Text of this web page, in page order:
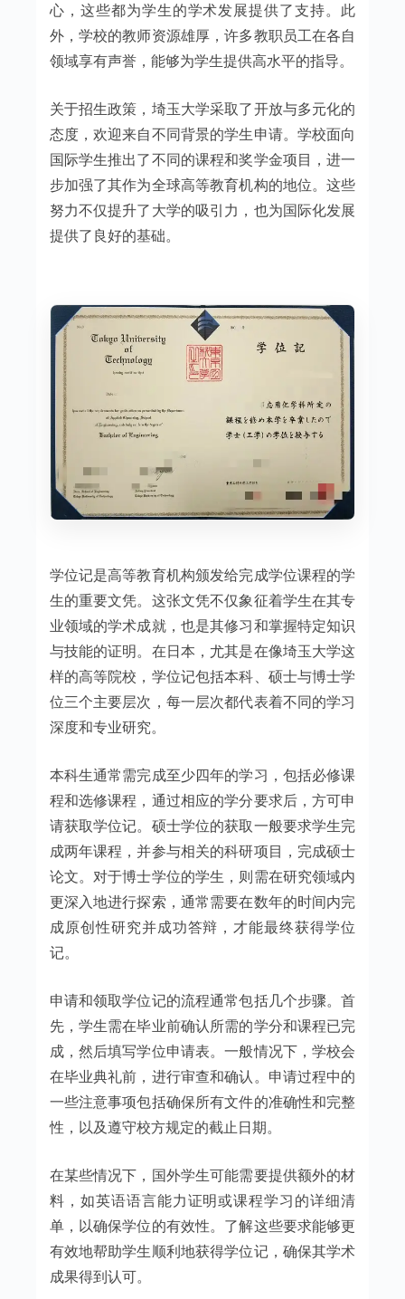
心，这些都为学生的学术发展提供了支持。此
外，学校的教师资源雄厚，许多教职员工在各自
领域享有声誉，能够为学生提供高水平的指导。
关于招生政策，埼玉大学采取了开放与多元化的
态度，欢迎来自不同背景的学生申请。学校面向
国际学生推出了不同的课程和奖学金项目，进一
步加强了其作为全球高等教育机构的地位。这些
努力不仅提升了大学的吸引力，也为国际化发展
提供了良好的基础。
学位记是高等教育机构颁发给完成学位课程的学
生的重要文凭。这张文凭不仅象征着学生在其专
业领域的学术成就，也是其修习和掌握特定知识
与技能的证明。在日本，尤其是在像埼玉大学这
样的高等院校，学位记包括本科、硕士与博士学
位三个主要层次，每一层次都代表着不同的学习
深度和专业研究。
本科生通常需完成至少四年的学习，包括必修课
程和选修课程，通过相应的学分要求后，方可申
请获取学位记。硕士学位的获取一般要求学生完
成两年课程，并参与相关的科研项目，完成硕士
论文。对于博士学位的学生，则需在研究领域内
更深入地进行探索，通常需要在数年的时间内完
成原创性研究并成功答辩，才能最终获得学位
记。
申请和领取学位记的流程通常包括几个步骤。首
先，学生需在毕业前确认所需的学分和课程已完
成，然后填写学位申请表。一般情况下，学校会
在毕业典礼前，进行审查和确认。申请过程中的
一些注意事项包括确保所有文件的准确性和完整
性，以及遵守校方规定的截止日期。
在某些情况下，国外学生可能需要提供额外的材
料，如英语语言能力证明或课程学习的详细清
单，以确保学位的有效性。了解这些要求能够更
有效地帮助学生顺利地获得学位记，确保其学术
成果得到认可。